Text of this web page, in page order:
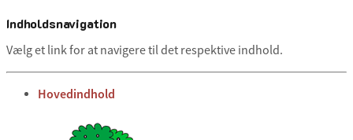
Indholdsnavigation
Vælg et link for at navigere til det respektive indhold.
gå til
Hovedindhold